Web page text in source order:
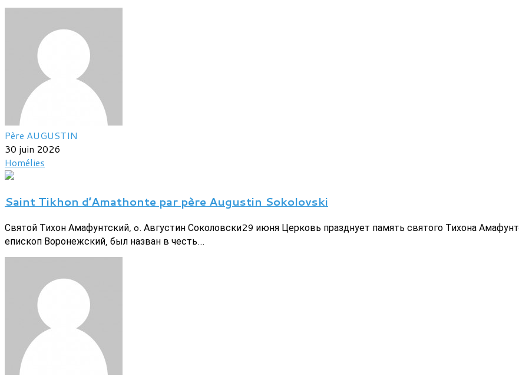
Père AUGUSTIN
30 juin 2026
Homélies
Saint Tikhon d’Amathonte par père Augustin Sokolovski
Святой Тихон Амафунтский, o. Августин Соколовски29 июня Церковь празднует память святого Тихона
епископ Воронежский, был назван в честь...